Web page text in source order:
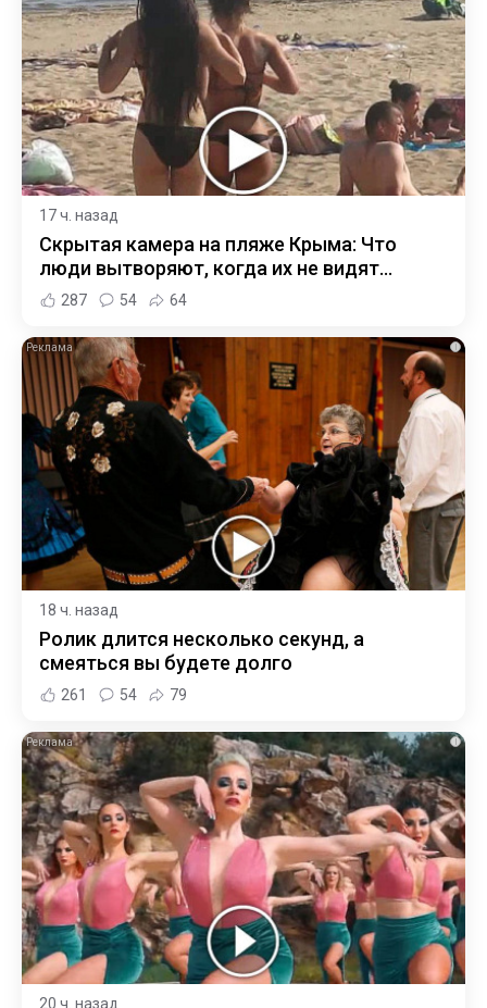
17 ч. назад
Скрытая камера на пляже Крыма: Что
люди вытворяют, когда их не видят...
287 54 64
i
18 ч. назад
Ролик длится несколько секунд, а
смеяться вы будете долго
261 54 79
i
20 ч. назад